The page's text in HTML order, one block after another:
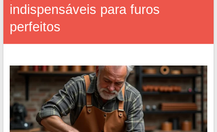
indispensáveis para furos
perfeitos